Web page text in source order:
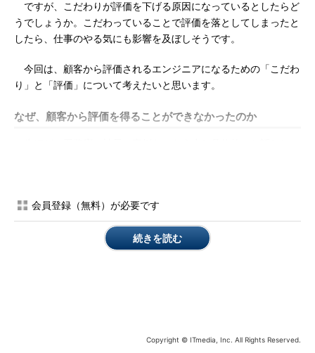
ですが、こだわりが評価を下げる原因になっているとしたらど
うでしょうか。こだわっていることで評価を落としてしまったと
したら、仕事のやる気にも影響を及ぼしそうです。
今回は、顧客から評価されるエンジニアになるための「こだわ
り」と「評価」について考えたいと思います。
なぜ、顧客から評価を得ることができなかったのか
トを作っていました。けれども、更新が大変という不満を持って
いて、「更新が簡単なブログ型にしたい」と考えていたそうで
す。そこで、知り合いからWebサイトを制作している人を紹介し
てもらったのだそうです。
会員登録（無料）が必要です
続きを読む
Copyright © ITmedia, Inc. All Rights Reserved.